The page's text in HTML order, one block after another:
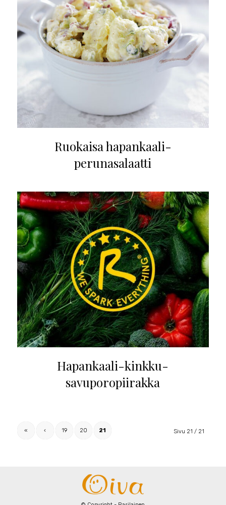
Ruokaisa hapankaali-
perunasalaatti
Hapankaali-kinkku-
savuporopiirakka
Sivu 21 / 21
« ‹ 19 20 21